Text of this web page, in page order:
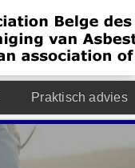
Praktisch advies